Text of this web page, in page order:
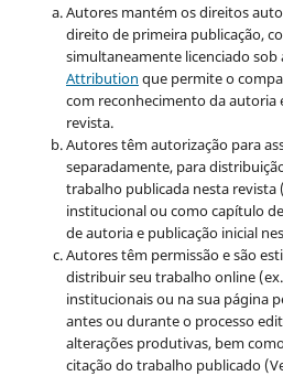
Autores mantém os direitos
direito de primeira publicação,
simultaneamente licenciado sob
Attribution que permite o
com reconhecimento da autoria
revista.
Autores têm autorização para
separadamente, para
trabalho publicada nesta
institucional ou como capítulo
de autoria e publicação inicial
Autores têm permissão e são
distribuir seu trabalho online
institucionais ou na sua página
antes ou durante o processo
alterações produtivas, bem
citação do trabalho publicado